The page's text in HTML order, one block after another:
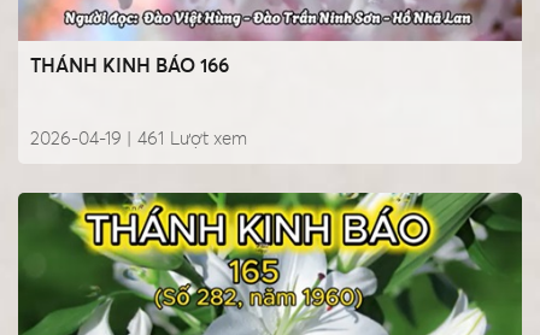
THÁNH KINH BÁO 166
2026-04-19 | Lượt xem
461